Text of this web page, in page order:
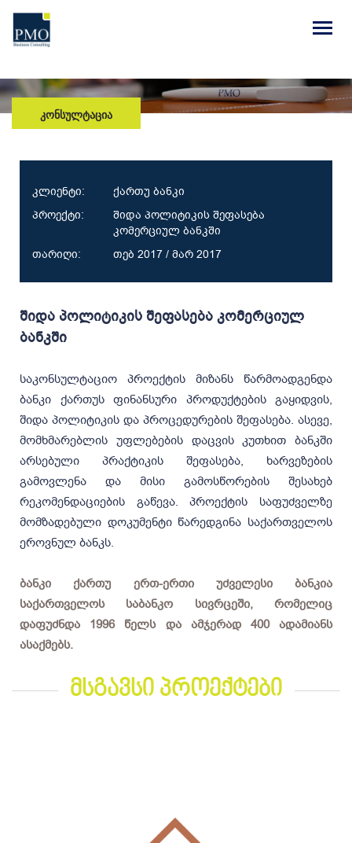
ᲙᲝᲜᲡᲣᲚᲢᲐᲪᲘᲐ
კლიენტი:
ქართუ ბანკი
პროექტი:
შიდა პოლიტიკის შეფასება
კომერციულ ბანკში
თარიღი:
თებ 2017 / მარ 2017
შიდა პოლიტიკის შეფასება კომერციულ
ბანკში
საკონსულტაციო პროექტის მიზანს წარმოადგენდა
ბანკი ქართუს ფინანსური პროდუქტების გაყიდვის,
შიდა პოლიტიკის და პროცედურების შეფასება. ასევე,
მომხმარებლის უფლებების დაცვის კუთხით ბანკში
არსებული პრაქტიკის შეფასება, ხარვეზების
გამოვლენა და მისი გამოსწორების შესახებ
რეკომენდაციების გაწევა. პროექტის საფუძველზე
მომზადებული დოკუმენტი წარედგინა საქართველოს
ეროვნულ ბანკს.
ბანკი ქართუ ერთ-ერთი უძველესი ბანკია
საქართველოს საბანკო სივრცეში, რომელიც
დაფუძნდა 1996 წელს და ამჯერად 400 ადამიანს
ასაქმებს.
მსგავსი პროექტები